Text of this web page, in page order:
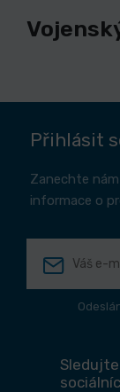
Přihlásit
Zanechte
informace o